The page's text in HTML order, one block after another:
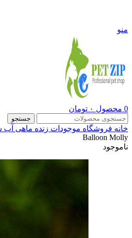
منو
0 محصول ۰ تومان
جستجو
خانه فروشگاه موجودات زنده ماهی آب
Balloon Molly
ناموجود